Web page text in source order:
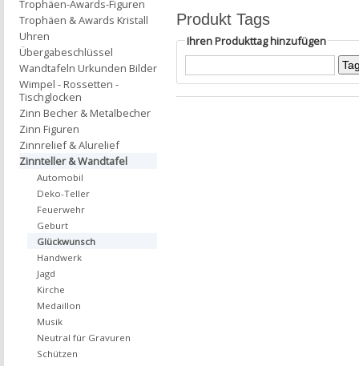
Produkt Tags
Ihren Produkttag hinzufügen
Trophäen-Awards-Figuren
Trophäen & Awards Kristall
Uhren
Übergabeschlüssel
Wandtafeln Urkunden Bilder
Wimpel - Rossetten -
Tischglocken
Zinn Becher & Metalbecher
Zinn Figuren
Zinnrelief & Alurelief
Zinnteller & Wandtafel
Automobil
Deko-Teller
Feuerwehr
Geburt
Glückwunsch
Handwerk
Jagd
Kirche
Medaillon
Musik
Neutral für Gravuren
Schützen